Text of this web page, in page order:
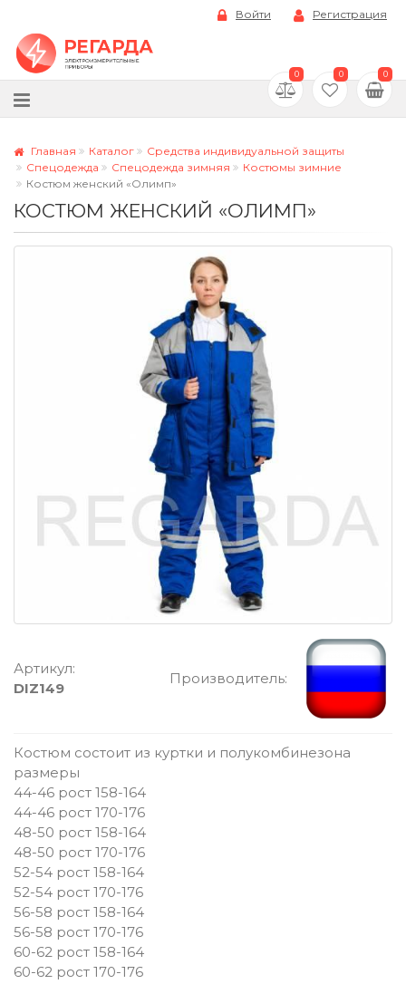
Войти Регистрация
0 0 0
Главная Каталог
Средства индивидуальной защиты
Спецодежда
Спецодежда зимняя
Костюмы зимние
Костюм женский «Олимп»
КОСТЮМ ЖЕНСКИЙ «ОЛИМП»
Артикул:
DIZ149
Производитель:
Костюм состоит из куртки и полукомбинезона
размеры
44-46 рост 158-164
44-46 рост 170-176
48-50 рост 158-164
48-50 рост 170-176
52-54 рост 158-164
52-54 рост 170-176
56-58 рост 158-164
56-58 рост 170-176
60-62 рост 158-164
60-62 рост 170-176